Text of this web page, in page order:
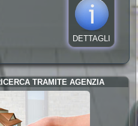
DETTAGLI
TRAMITE AGENZIA